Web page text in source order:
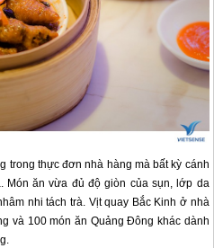
trong thực đơn nhà hàng mà bất kỳ cánh
Món ăn vừa đủ độ giòn của sụn, lớp da
nhi tách trà. Vịt quay Bắc Kinh ở nhà
và 100 món ăn Quảng Đông khác dành
.